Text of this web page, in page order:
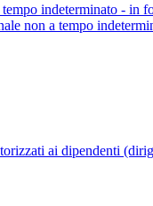
tempo indeterminato - in
non a tempo
ai dipendenti